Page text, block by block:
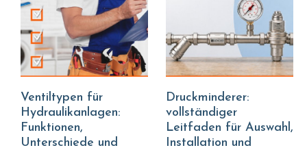
Ventiltypen für
Hydraulikanlagen:
Funktionen,
Unterschiede und
Druckminderer:
vollständiger
Leitfaden für Auswahl,
Installation und